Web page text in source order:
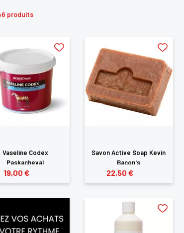
produits
Vaseline Codex
Paskacheval
19,00 €
Savon Active Soap Kevin
Bacon's
22,50 €